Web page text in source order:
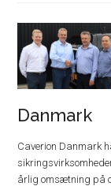
Danmark
Caverion Danmark
årlig omsætning på